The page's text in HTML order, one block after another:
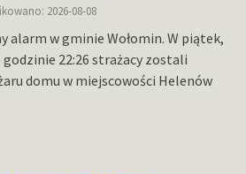
2026-08-08
alarm w gminie Wołomin. W piątek,
godzinie 22:26 strażacy zostali
domu w miejscowości Helenów